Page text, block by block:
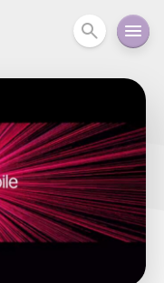
カメラ ウェアラ
ョンカメラ カメラ
Android コラム